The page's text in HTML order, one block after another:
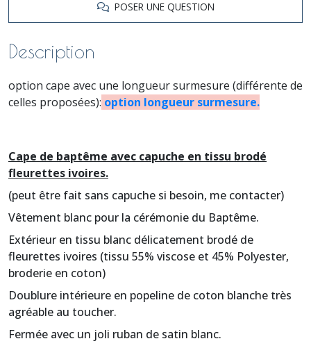
POSER UNE QUESTION
Description
option cape avec une longueur surmesure (différente de
celles proposées): option longueur surmesure.
Cape de baptême avec capuche en tissu brodé
fleurettes ivoires.
(peut être fait sans capuche si besoin, me contacter)
Vêtement blanc pour la cérémonie du Baptême.
Extérieur en tissu blanc délicatement brodé de
fleurettes ivoires (tissu 55% viscose et 45% Polyester,
broderie en coton)
Doublure intérieure en popeline de coton blanche très
agréable au toucher.
Fermée avec un joli ruban de satin blanc.